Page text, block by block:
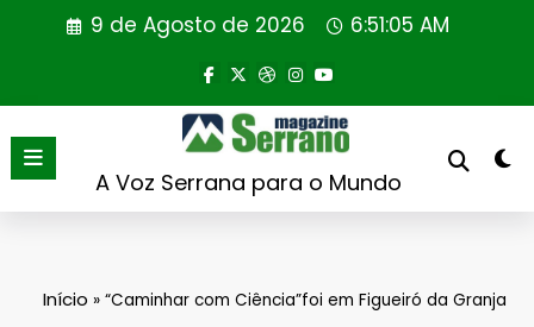
9 de Agosto de 2026 6:51:06 AM
A Voz Serrana para o Mundo
Início »“Caminhar com Ciência”foi em Figueiró da Granja